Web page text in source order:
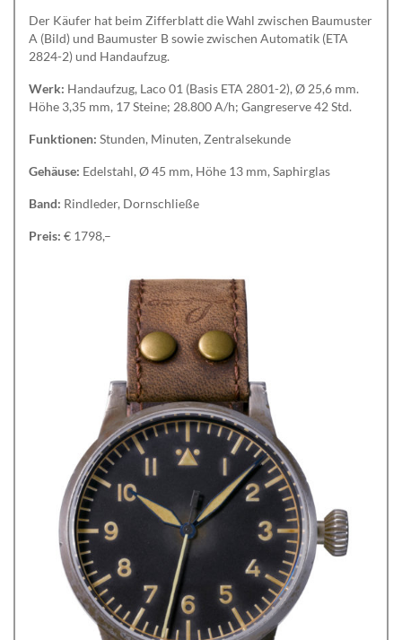
Der Käufer hat beim Zifferblatt die Wahl zwischen Baumuster
A (Bild) und Baumuster B sowie zwischen Automatik (ETA
2824-2) und Handaufzug.
Werk: Handaufzug, Laco 01 (Basis ETA 2801-2), Ø 25,6 mm.
Höhe 3,35 mm, 17 Steine; 28.800 A/h; Gangreserve 42 Std.
Funktionen: Stunden, Minuten, Zentralsekunde
Gehäuse: Edelstahl, Ø 45 mm, Höhe 13 mm, Saphirglas
Band: Rindleder, Dornschließe
Preis: € 1798,–